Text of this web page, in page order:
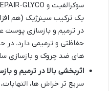
یک ترکیب سینرژیک (هم
در ترمیم و بازسازی
های ضد چروک و بازسازی
اثربخشی بالا در ترمیم و
سریع تر خراش ها،